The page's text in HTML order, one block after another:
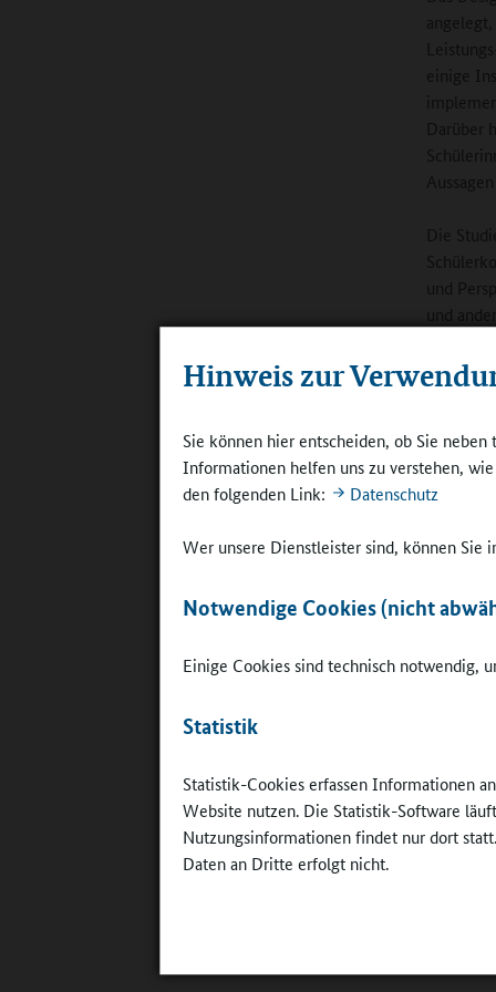
Hinweis zur
Sie können hier entscheiden, ob Sie
Informationen helfen uns zu verstehen,
den folgenden Link:
Datenschutz
Wer unsere Dienstleister sind, können Sie
Notwendige Cookies (nicht
Einige Cookies sind technisch notwendig,
Statistik
Statistik-Cookies erfassen Informationen
Website nutzen. Die Statistik-Software
Nutzungsinformationen findet nur dort
Daten an Dritte erfolgt nicht.
einige
Darüber
Die
und
und
sich die
die
Gefragt